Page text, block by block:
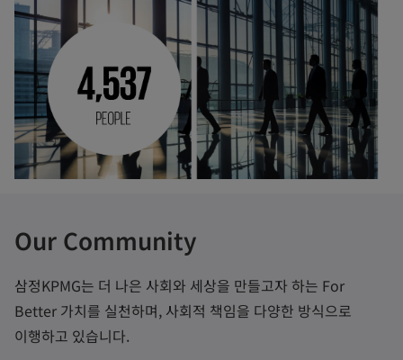
Our Community
삼정KPMG는 더 나은 사회와 세상을 만들고자 하는 For
Better 가치를 실천하며, 사회적 책임을 다양한 방식으로
이행하고 있습니다.